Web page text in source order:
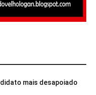
mais desapoiado